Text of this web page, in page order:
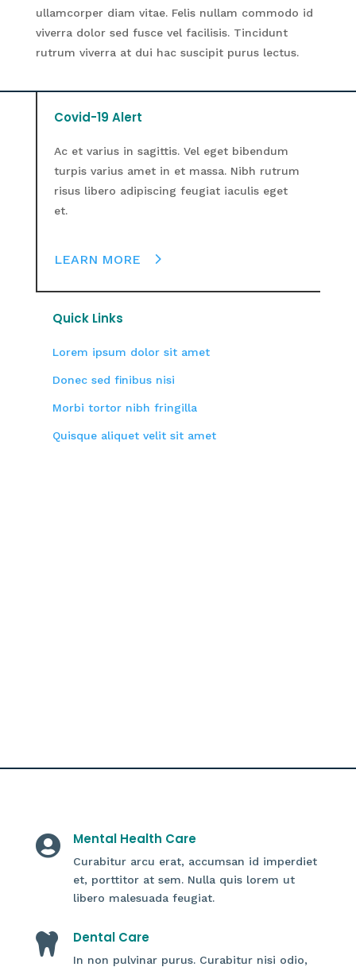
ullamcorper diam vitae. Felis nullam commodo id
viverra dolor sed fusce vel facilisis. Tincidunt
rutrum viverra at dui hac suscipit purus lectus.
Covid-19 Alert
Ac et varius in sagittis. Vel eget bibendum
turpis varius amet in et massa. Nibh rutrum
risus libero adipiscing feugiat iaculis eget
et.
LEARN MORE
Quick Links
Lorem ipsum dolor sit amet
Donec sed finibus nisi
Morbi tortor nibh fringilla
Quisque aliquet velit sit amet
 Mental Health Care
Curabitur arcu erat, accumsan id imperdiet
et, porttitor at sem. Nulla quis lorem ut
libero malesuada feugiat.
 Dental Care
In non pulvinar purus. Curabitur nisi odio,